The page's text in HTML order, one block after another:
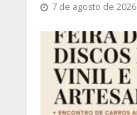
7 de agosto de 2026